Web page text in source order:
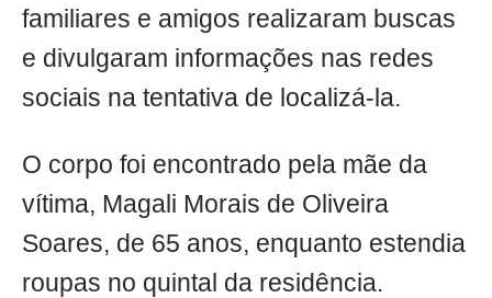
familiares e amigos realizaram buscas
e divulgaram informações nas redes
sociais na tentativa de localizá-la.
O corpo foi encontrado pela mãe da
vítima, Magali Morais de Oliveira
Soares, de 65 anos, enquanto estendia
roupas no quintal da residência.